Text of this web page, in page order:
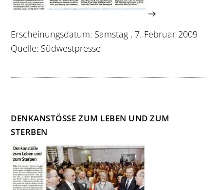
Erscheinungsdatum: Samstag , 7. Februar 2009
Quelle: Südwestpresse
DENKANSTÖSSE ZUM LEBEN UND ZUM S
TERBEN